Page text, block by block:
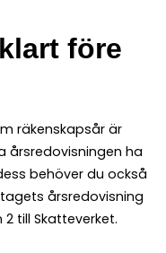
före
räkenskapsår är
årsredovisningen ha
behöver du också
årsredovisning
till Skatteverket.